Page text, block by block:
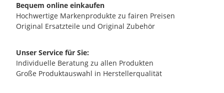
Bequem online einkaufen
Hochwertige Markenprodukte zu fairen Preisen
Original Ersatzteile und Original Zubehör
Unser Service für Sie:
Individuelle Beratung zu allen Produkten
Große Produktauswahl in Herstellerqualität